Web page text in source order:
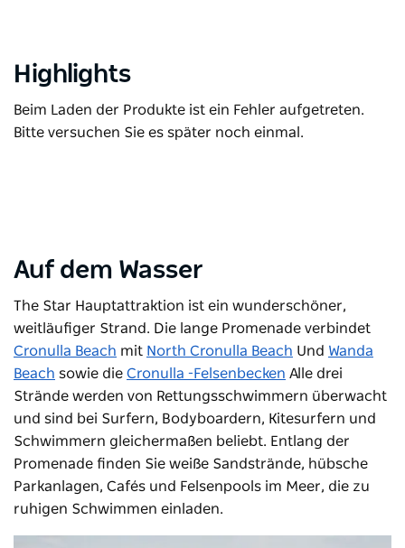
Highlights
Beim Laden der Produkte ist ein Fehler aufgetreten.
Bitte versuchen Sie es später noch einmal.
Auf dem Wasser
The Star Hauptattraktion ist ein wunderschöner,
weitläufiger Strand. Die lange Promenade verbindet
Cronulla Beach mit North Cronulla Beach Und Wanda
Beach sowie die Cronulla -Felsenbecken Alle drei
Strände werden von Rettungsschwimmern überwacht
und sind bei Surfern, Bodyboardern, Kitesurfern und
Schwimmern gleichermaßen beliebt. Entlang der
Promenade finden Sie weiße Sandstrände, hübsche
Parkanlagen, Cafés und Felsenpools im Meer, die zu
ruhigen Schwimmen einladen.